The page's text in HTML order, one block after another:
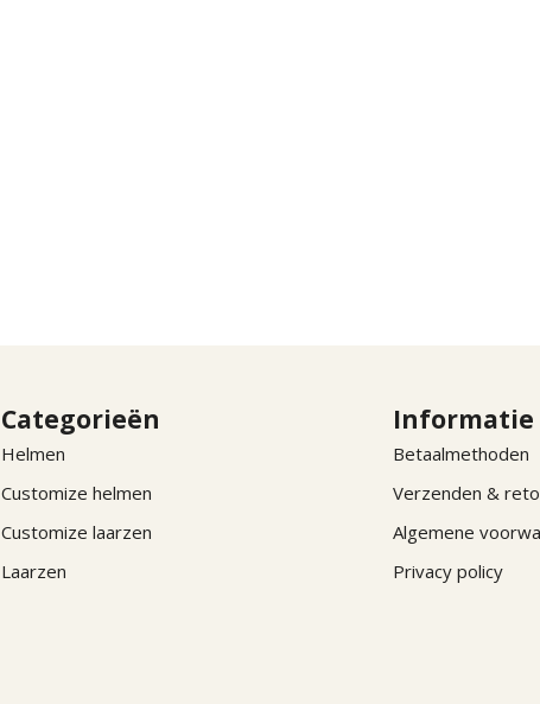
Categorieën
Helmen
Customize helmen
Customize laarzen
Laarzen
Informatie
Betaalmethoden
Verzenden &
Algemene
Privacy policy